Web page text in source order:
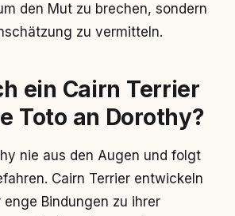
den Mut zu brechen, sondern
zu vermitteln.
ein Cairn Terrier
Toto an Dorothy?
nie aus den Augen und folgt
Cairn Terrier entwickeln
Bindungen zu ihrer